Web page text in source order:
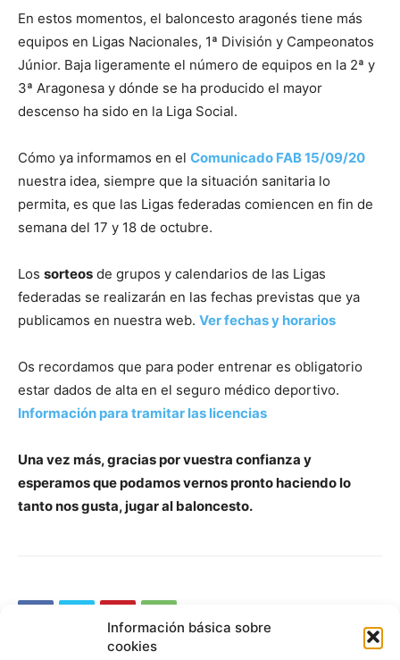
Información básica sobre
cookies
En estos momentos, el baloncesto aragonés tiene más
equipos en Ligas Nacionales, 1ª División y Campeonatos
Júnior. Baja ligeramente el número de equipos en la 2ª y
3ª Aragonesa y dónde se ha producido el mayor
descenso ha sido en la Liga Social.
Cómo ya informamos en el Comunicado FAB 15/09/20
nuestra idea, siempre que la situación sanitaria lo
permita, es que las Ligas federadas comiencen en fin de
semana del 17 y 18 de octubre.
Los sorteos de grupos y calendarios de las Ligas
federadas se realizarán en las fechas previstas que ya
publicamos en nuestra web. Ver fechas y horarios
Os recordamos que para poder entrenar es obligatorio
estar dados de alta en el seguro médico deportivo.
Información para tramitar las licencias
Una vez más, gracias por vuestra confianza y
esperamos que podamos vernos pronto haciendo lo
tanto nos gusta, jugar al baloncesto.